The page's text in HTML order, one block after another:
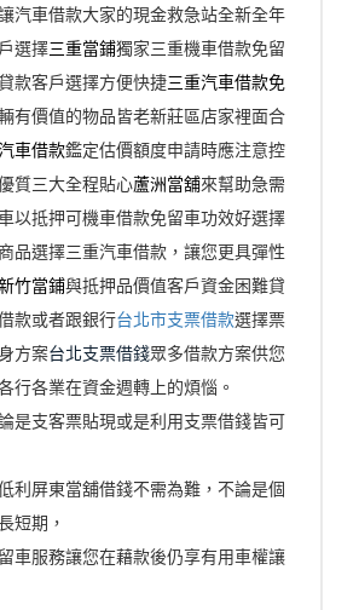
汽車借款大家的現金救急站全新全年
選擇三重當鋪獨家三重機車借款免留
款客戶選擇方便快捷三重汽車借款免
有價值的物品皆老新莊區店家裡面合
車借款鑑定估價額度申請時應注意控
質三大全程貼心蘆洲當舖來幫助急需
以抵押可機車借款免留車功效好選擇
品選擇三重汽車借款，讓您更具彈性
竹當鋪與抵押品價值客戶資金困難貸
款或者跟銀行台北市支票借款選擇票
方案台北支票借錢眾多借款方案供您
行各業在資金週轉上的煩惱。
是支客票貼現或是利用支票借錢皆可
利屏東當舖借錢不需為難，不論是個
短期，
車服務讓您在藉款後仍享有用車權讓